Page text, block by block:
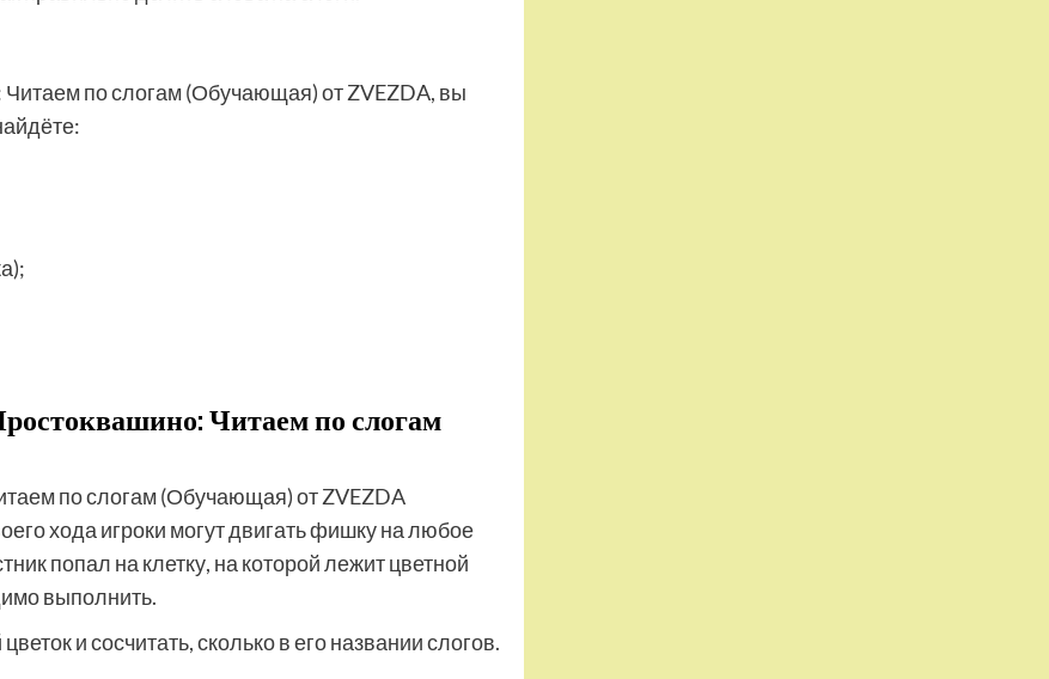
по слогам (Обучающая) от ZVEZDA, вы
Читаем по слогам
по слогам (Обучающая) от ZVEZDA
хода игроки могут двигать фишку на любое
попал на клетку, на которой лежит цветной
выполнить.
и сосчитать, сколько в его названии слогов.